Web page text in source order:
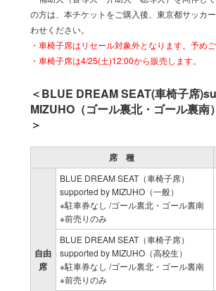
の方は、本チケットをご購入後、東京都サッカ
わせください。
・車椅子席はリセール対象外となります。予めご
・車椅子席は4/25(土)12:00から販売します。
＜BLUE DREAM SEAT(車椅子席
MIZUHO（ゴール裏北・ゴール裏南
＞
席 種
自由
席
BLUE DREAM SEAT（車椅子席）
supported by MIZUHO（一般）
※駐車券なし /ゴール裏北・ゴール裏南
※前売りのみ
BLUE DREAM SEAT（車椅子席）
supported by MIZUHO（高校生）
※駐車券なし /ゴール裏北・ゴール裏南
※前売りのみ